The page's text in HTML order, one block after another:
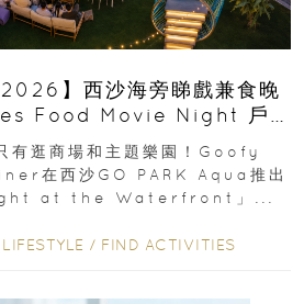
2026】西沙海旁睇戲兼食晚
Food Movie Night 戶
有逛商場和主題樂園！Goofy
在西沙GO PARK Aqua推出
at the Waterfront」...
LIFESTYLE / FIND ACTIVITIES